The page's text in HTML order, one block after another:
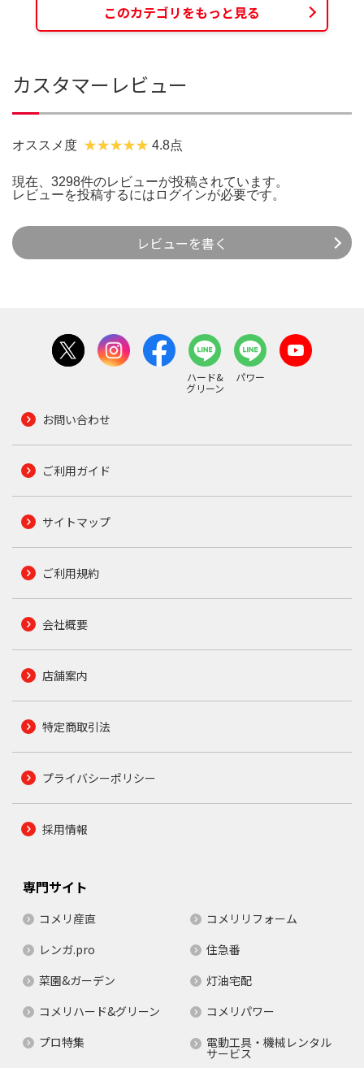
このカテゴリをもっと見る
カスタマーレビュー
オススメ度 4.8点
現在、3298件のレビューが投稿されています。
レビューを投稿するには ログインが必要です。
レビューを書く
ハード&
グリーン
パワー
お問い合わせ
ご利用ガイド
サイトマップ
ご利用規約
会社概要
店舗案内
特定商取引法
プライバシーポリシー
採用情報
専門サイト
コメリ産直
コメリリフォーム
レンガ.pro
住急番
菜園&ガーデン
灯油宅配
コメリハード&グリーン
コメリパワー
プロ特集
電動工具・機械レンタル
サービス